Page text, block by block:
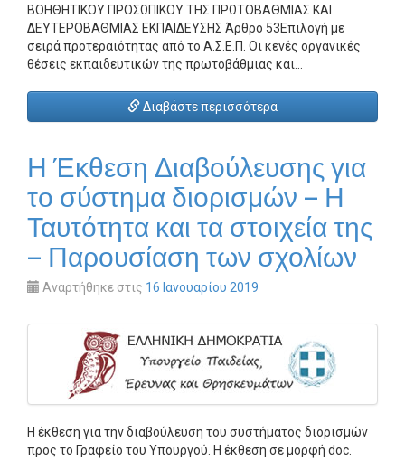
ΒΟΗΘΗΤΙΚΟΥ ΠΡΟΣΩΠIΚΟΥ ΤΗΣ ΠΡΩΤΟΒΑΘΜΙΑΣ ΚΑΙ
ΔΕΥΤΕΡΟΒΑΘΜΙΑΣ ΕΚΠΑΙΔΕΥΣΗΣ Άρθρο 53Επιλογή με
σειρά προτεραιότητας από το Α.Σ.Ε.Π. Οι κενές οργανικές
θέσεις εκπαιδευτικών της πρωτοβάθμιας και…
Διαβάστε περισσότερα
Η Έκθεση Διαβούλευσης για
το σύστημα διορισμών – Η
Ταυτότητα και τα στοιχεία της
– Παρουσίαση των σχολίων
Αναρτήθηκε στις 16 Ιανουαρίου 2019
Η έκθεση για την διαβούλευση του συστήματος διορισμών
προς το Γραφείο του Υπουργού. Η έκθεση σε μορφή doc.